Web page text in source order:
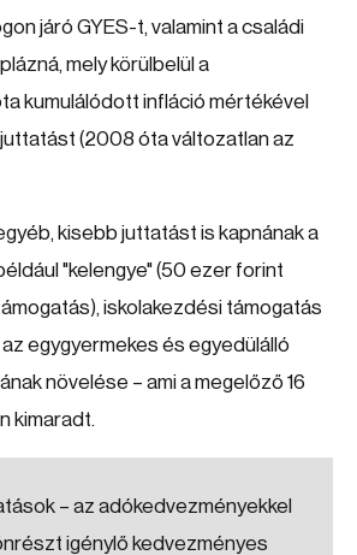
járó GYES-t, valamint a családi
mely körülbelül a
kumulálódott infláció mértékével
(2008 óta változatlan az
kisebb juttatást is kapnának a
"kelengye" (50 ezer forint
iskolakezdési támogatás
egygyermekes és egyedülálló
növelése – ami a megelőző 16
kimaradt.
– az adókedvezményekkel
igénylő kedvezményes